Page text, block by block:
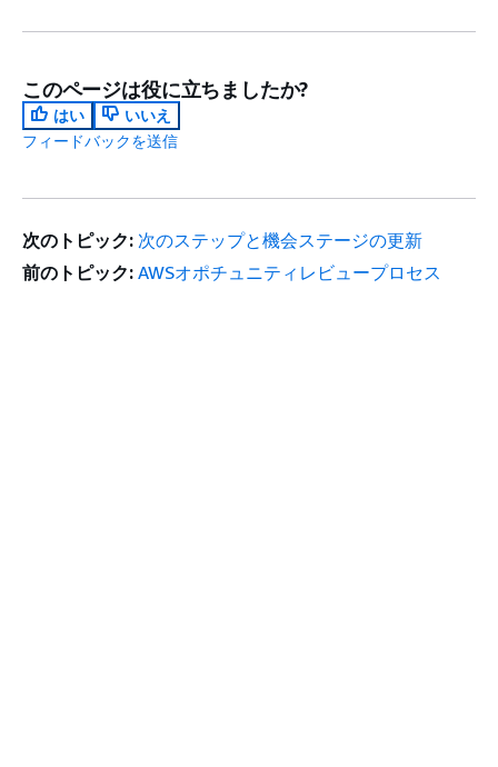
このページは役に立ちましたか?
はい
いいえ
フィードバックを送信
次のトピック: 次のステップと機会ステージの更新
前のトピック: AWSオポチュニティレビュープロセス